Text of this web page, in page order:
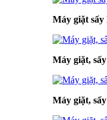
Máy giặt sấy
Máy giặt,
Máy giặt,